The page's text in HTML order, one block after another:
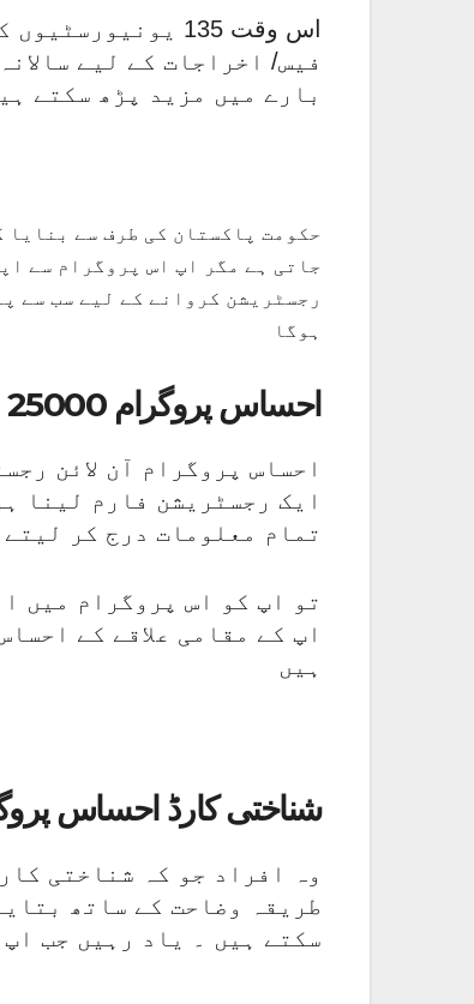
اس وقت 135
فیس/ اخراجات کے لیے
بارے میں مزید پڑھ سکتے
حکومت پاکستان کی طرف سے
جاتی ہے مگر اپ اس پروگرام سے
رجسٹریشن کروانے کے لیے سب سے
ہوگا
احساس پروگرام 25000 چیک کرنے کا طریقہ
احساس پروگرام آن لائن
ایک رجسٹریشن فارم لینا
تمام معلومات درج کر لیتے
تو اپ کو اس پروگرام میں
اپ کے مقامی علاقے کے
ہیں
شناختی کارڈ احساس
وہ افراد جو کہ شناختی
طریقہ وضاحت کے ساتھ
سکتے ہیں ۔ یاد رہیں جب